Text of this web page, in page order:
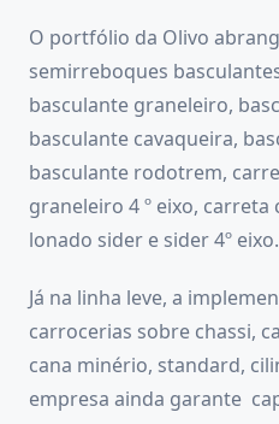
O portfólio da Olivo
semirreboques
basculante graneleiro,
basculante cavaqueira,
basculante rodotrem,
graneleiro 4 º eixo, carreta
lonado sider e sider 4º eixo.
Já na linha leve, a
carrocerias sobre chassi,
cana minério, standard,
empresa ainda garante